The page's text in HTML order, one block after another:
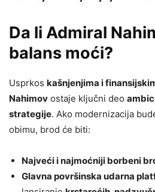
Da li Admiral
balans moći?
Usprkos kašnjenjima i
Nahimov ostaje ključni deo
strategije. Ako modernizacija
obimu, brod će biti:
Najveći i najmoćniji borbeni
Glavna površinska udarna